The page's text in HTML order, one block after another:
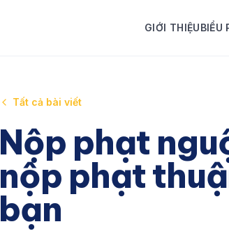
GIỚI THIỆUBIỂU
Tất cả bài viết
Nộp phạt
nộp phạt
bạn